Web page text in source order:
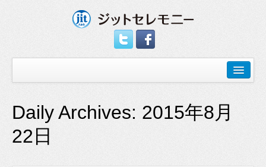
Daily Archives: 2015年8月
22日